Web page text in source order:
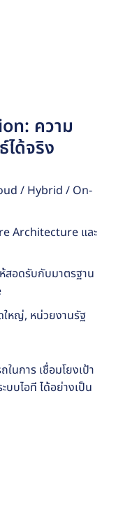
ความ
ด้จริง
/ Hybrid / On-
Architecture และ
สอดรับกับมาตรฐาน
ใหญ่, หน่วยงานรัฐ
นการ เชื่อมโยงเป้า
บไอที ได้อย่างเป็น